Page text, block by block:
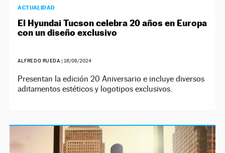
ACTUALIDAD
El Hyundai Tucson celebra 20 años en Europa
con un diseño exclusivo
ALFREDO RUEDA | 16/08/2024
Presentan la edición 20 Aniversario e incluye diversos
aditamentos estéticos y logotipos exclusivos.